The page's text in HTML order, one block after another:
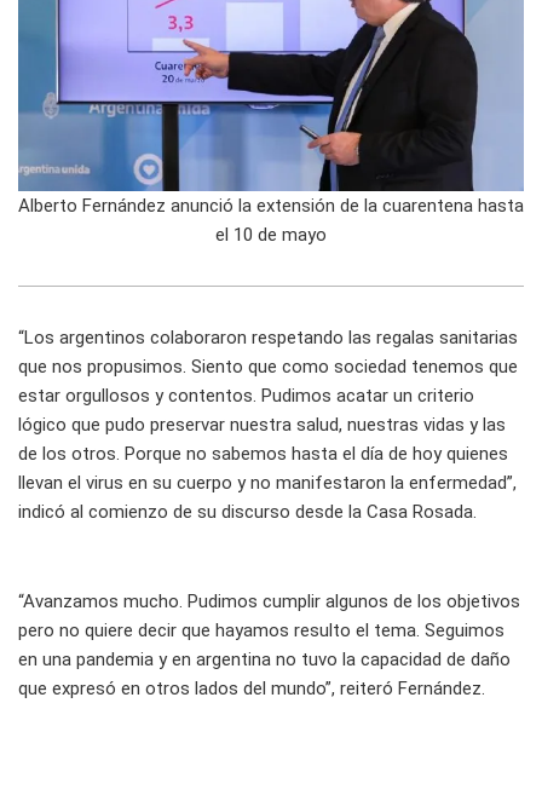
Alberto Fernández anunció la extensión de la cuarentena hasta
el 10 de mayo
“Los argentinos colaboraron respetando las regalas sanitarias
que nos propusimos. Siento que como sociedad tenemos que
estar orgullosos y contentos. Pudimos acatar un criterio
lógico que pudo preservar nuestra salud, nuestras vidas y las
de los otros. Porque no sabemos hasta el día de hoy quienes
llevan el virus en su cuerpo y no manifestaron la enfermedad”,
indicó al comienzo de su discurso desde la Casa Rosada.
“Avanzamos mucho. Pudimos cumplir algunos de los objetivos
pero no quiere decir que hayamos resulto el tema. Seguimos
en una pandemia y en argentina no tuvo la capacidad de daño
que expresó en otros lados del mundo”, reiteró Fernández.